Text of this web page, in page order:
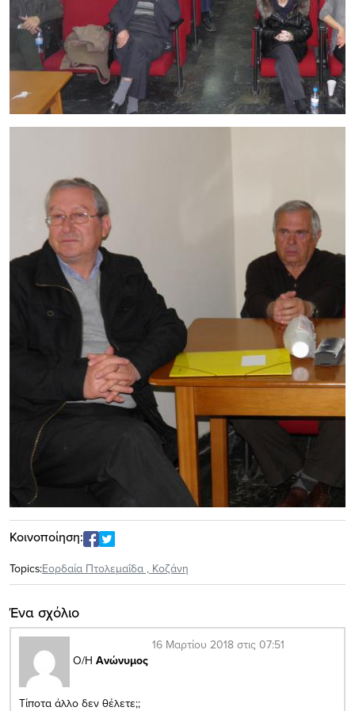
Κοινοποίηση:
Topics:Εορδαία Πτολεμαΐδα , Κοζάνη
Ένα σχόλιο
Ο/Η Ανώνυμος
16 Μαρτίου 2018 στις 07:51
Τίποτα άλλο δεν θέλετε;;